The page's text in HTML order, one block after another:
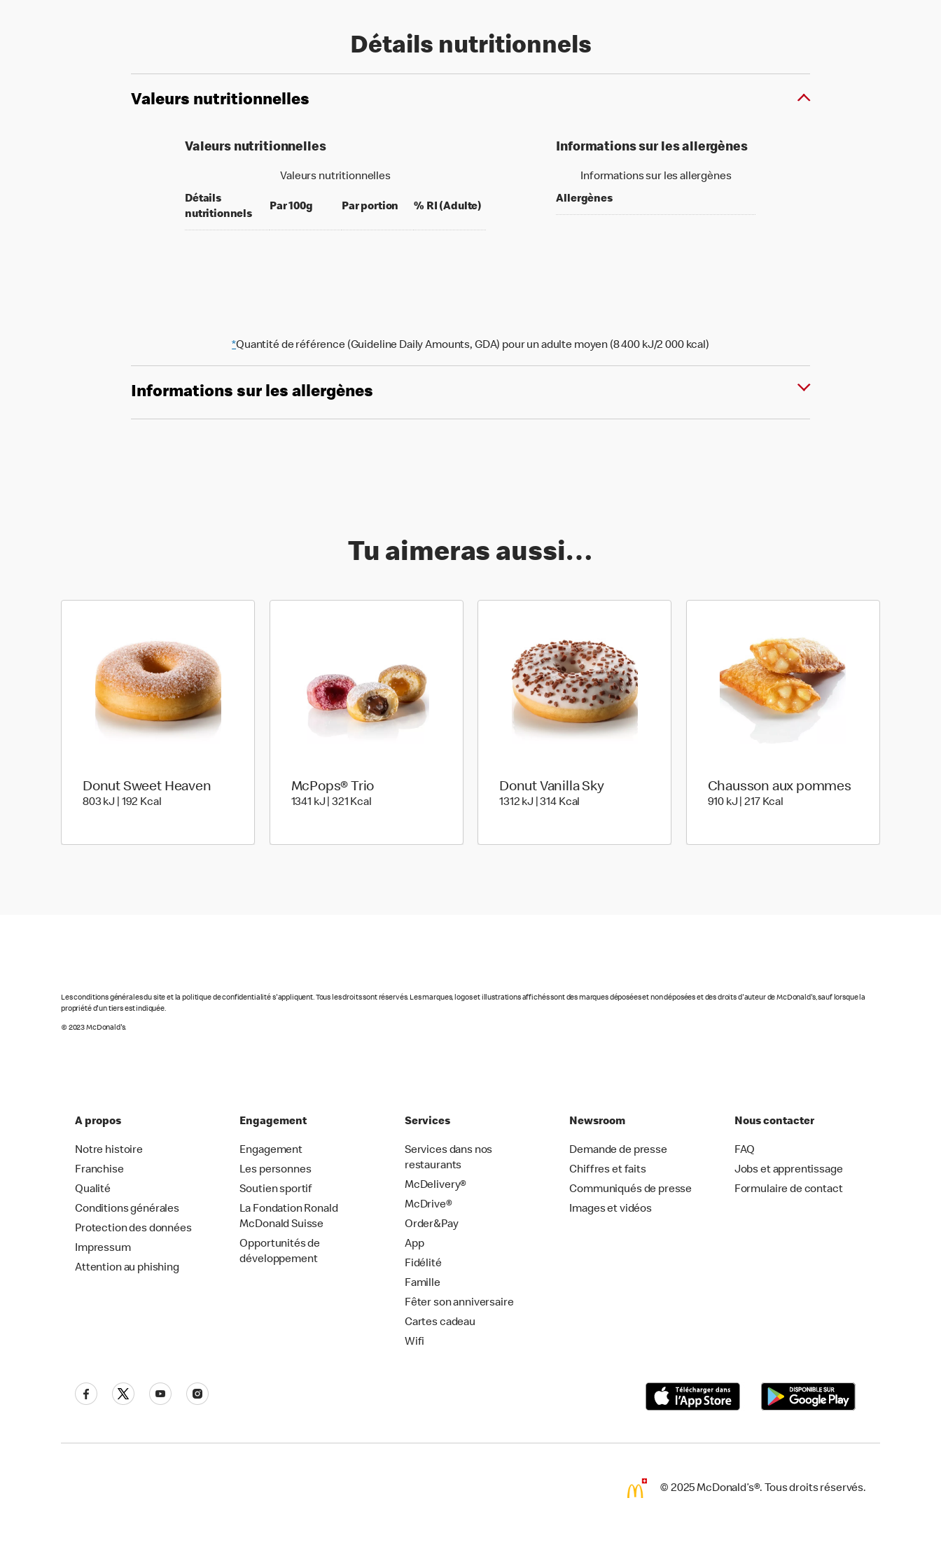
Détails nutritionnels
Valeurs nutritionnelles
Valeurs nutritionnelles
Valeurs nutritionnelles
Détails
nutritionnels
Par 100gper 100 grams
Par portion per portion
% RI (Adulte) % daily value for an adult
Informations sur les allergènes
Informations sur les allergènes
Allergènes
*Quantité de référence (Guideline Daily Amounts, GDA) pour un adulte moyen (8 400 kJ/2 000 kcal)
Informations sur les allergènes
Tu aimeras aussi…
Donut Sweet Heaven
803 kJ | 192 Kcal803 kiloJoule | 192 kilo calories
McPops® Trio
1341 kJ | 321 Kcal1341 kiloJoule | 321 kilo calories
Donut Vanilla Sky
1312 kJ | 314 Kcal 1312 kiloJoule | 314 kilo calories
Chausson aux pommes
910 kJ | 217 Kcal910 kiloJoule | 217 kilo calories
Les conditions générales du site et la politique de confidentialité s'appliquent. Tous les droits sont réservés. Les marques, logos et illustrations affichés sont des marques déposées et non déposées et des droits d'auteur de McDonald's, sauf lorsque la
propriété d'un tiers est indiquée.
© 2023 McDonald's.
A propos
Notre histoire
Franchise
Qualité
Conditions générales
Protection des données
Impressum
Attention au phishing
Engagement
Engagement
Les personnes
Soutien sportif
La Fondation Ronald
McDonald Suisse
Opportunités de
développement
Services
Services dans nos
restaurants
McDelivery®
McDrive®
Order&Pay
App
Fidélité
Famille
Fêter son anniversaire
Cartes cadeau
Wifi
Newsroom
Demande de presse
Chiffres et faits
Communiqués de presse
Images et vidéos
Nous contacter
FAQ
Jobs et apprentissage
Formulaire de contact
© 2025 McDonald’s®. Tous droits réservés.